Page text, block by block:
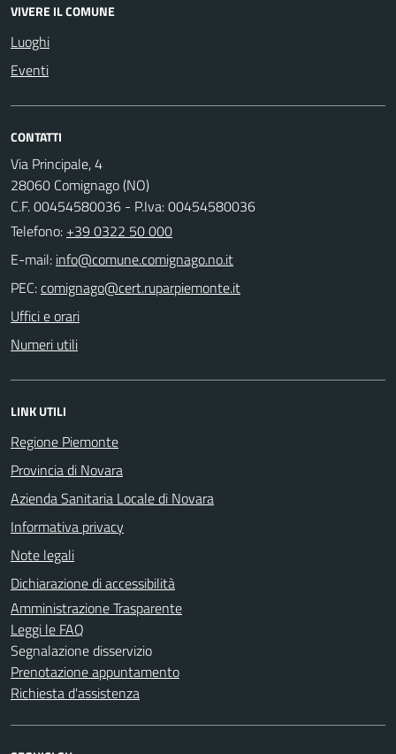
VIVERE IL COMUNE
Luoghi
Eventi
CONTATTI
Via Principale, 4
28060 Comignago (NO)
C.F. 00454580036 - P.Iva: 00454580036
Telefono: +39 0322 50 000
E-mail:
PEC:
Uffici e orari
Numeri utili
LINK UTILI
Regione Piemonte
Provincia di Novara
Azienda Sanitaria Locale di Novara
Informativa privacy
Note legali
Dichiarazione di accessibilità
Amministrazione Trasparente
Leggi le FAQ
Segnalazione disservizio
Prenotazione appuntamento
Richiesta d'assistenza